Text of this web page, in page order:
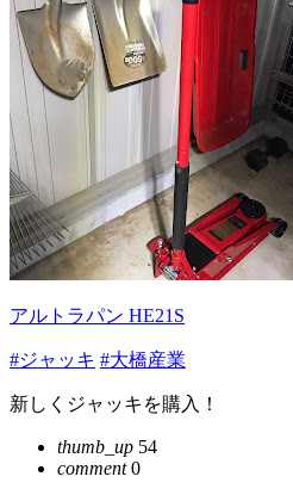
アルトラパン HE21S
#ジャッキ #大橋産業
新しくジャッキを購入！
thumb_up 54
comment0